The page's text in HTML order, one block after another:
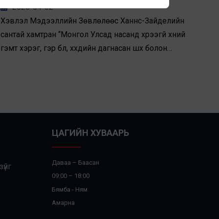
2026-04-02
Хэвлэл Мэдээллийн Зөвлөлөөс Ханнс-Зайделийн
сантай хамтран “Монгол Улсад насанд хүрээгүй хүний
гэмт хэрэг, гэр бүл, хүүхдийн дагнасан шүүх болон
гол агуулга чиглэж байв.
ЦАГИЙН ХУВААРЬ
Даваа – Баасан
09:00 – 18:00
Бямба - Ням
Амарна